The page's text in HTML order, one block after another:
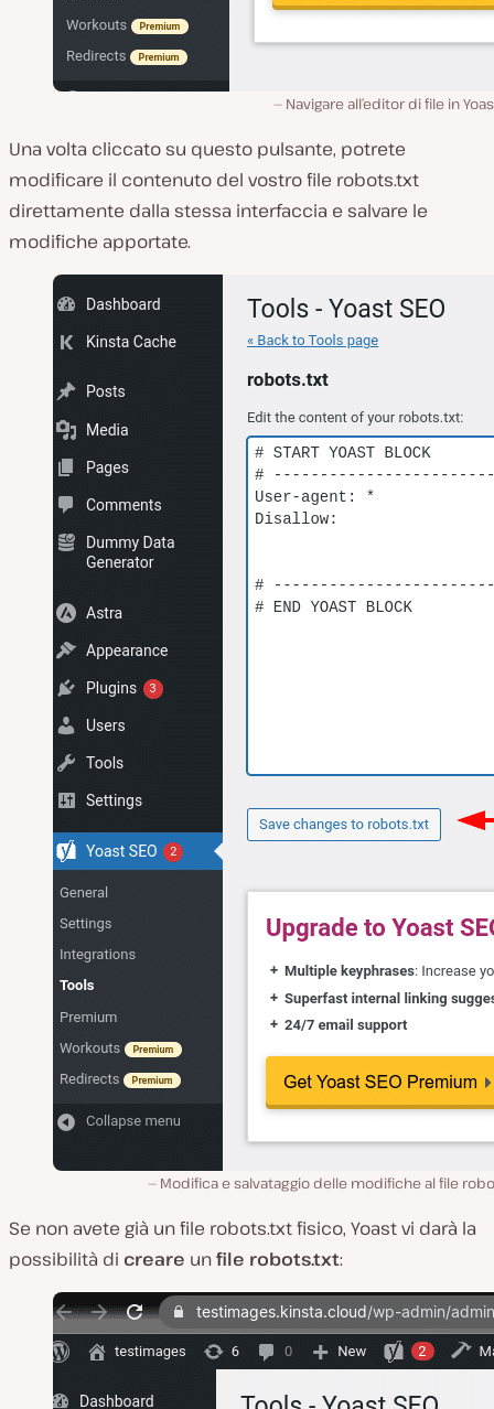
Navigare all’editor di file in
Una volta cliccato su questo pulsante, potrete
modificare il contenuto del vostro file robots.txt
direttamente dalla stessa interfaccia e salvare le
modifiche apportate.
Modifica e salvataggio delle modifiche al file
Se non avete già un file robots.txt fisico, Yoast vi darà la
possibilità di creare unfile robots.txt: